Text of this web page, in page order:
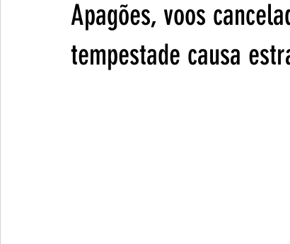
Apagões, voos
tempestade causa